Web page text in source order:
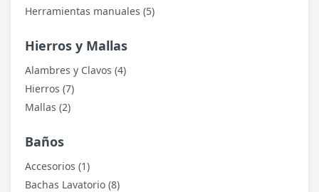
Herramientas manuales (5)
Hierros y Mallas
Alambres y Clavos (4)
Hierros (7)
Mallas (2)
Baños
Accesorios (1)
Bachas Lavatorio (8)